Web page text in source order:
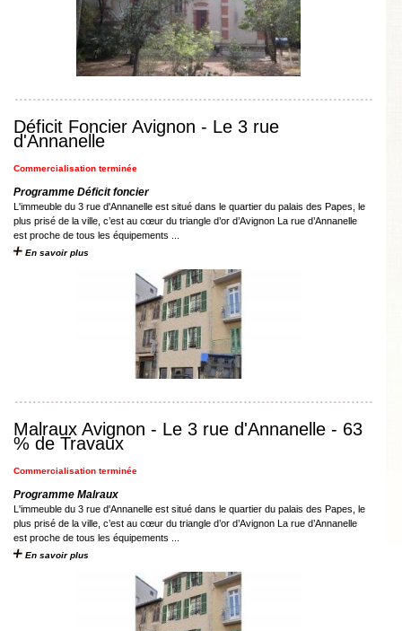
Déficit Foncier Avignon - Le 3 rue
d'Annanelle
Commercialisation terminée
Programme Déficit foncier
L'immeuble du 3 rue d'Annanelle est situé dans le quartier du palais des Papes, le
plus prisé de la ville, c’est au cœur du triangle d’or d’Avignon La rue d’Annanelle
est proche de tous les équipements ...
En savoir plus
Malraux Avignon - Le 3 rue d'Annanelle - 63
% de Travaux
Commercialisation terminée
Programme Malraux
L'immeuble du 3 rue d'Annanelle est situé dans le quartier du palais des Papes, le
plus prisé de la ville, c’est au cœur du triangle d’or d’Avignon La rue d’Annanelle
est proche de tous les équipements ...
En savoir plus